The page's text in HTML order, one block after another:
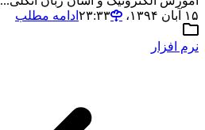
۱۵ آبان ۱۳۹۴،‏ ۲۳:۳۳
ادامه مطلب
نرم افزار